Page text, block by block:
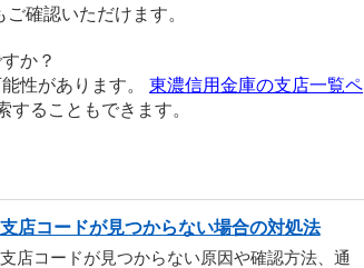
確認いただけます。
か？
性があります。東濃信用金庫の支店一覧ペ
することもできます。
支店コードが見つからない場合の対処法
支店コードが見つからない原因や確認方法、通